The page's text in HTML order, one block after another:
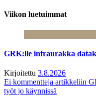
Viikon luetuimmat
GRK:lle infraurakka
Kirjoitettu 3.8.2026
Ei kommentteja artikkeliin
työt jo käynnissä